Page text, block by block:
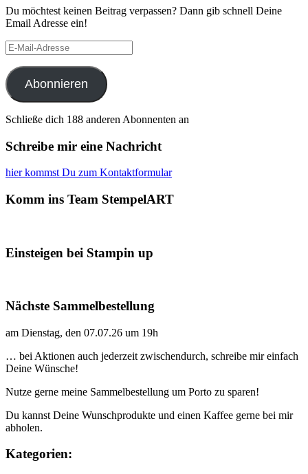
Du möchtest keinen Beitrag verpassen? Dann gib schnell Deine
Email Adresse ein!
E-
Mail-
Adresse
Abonnieren
Schließe dich 188 anderen Abonnenten an
Schreibe mir eine Nachricht
hier kommst Du zum Kontaktformular
Komm ins Team StempelART
Einsteigen bei Stampin up
Nächste Sammelbestellung
am Dienstag, den 07.07.26 um 19h
… bei Aktionen auch jederzeit zwischendurch, schreibe mir einfach
Deine Wünsche!
Nutze gerne meine Sammelbestellung um Porto zu sparen!
Du kannst Deine Wunschprodukte und einen Kaffee gerne bei mir
abholen.
Kategorien: